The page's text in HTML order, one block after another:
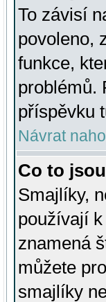
To závisí
povoleno,
funkce,
problémů.
příspěvku
Návrat
Co to
Smajlíky,
používají
znamená
můžete
smajlíky